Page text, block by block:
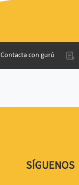
Contacta con gurú
SÍGUENOS